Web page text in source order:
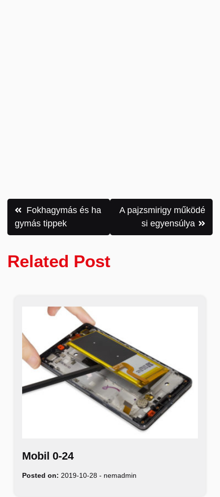
Bejegyzés
navigáció
Fokhagymás és ha
gymás tippek
A pajzsmirigy működé
si egyensúlya
Related Post
Mobil 0-24
Posted on: 2019-10-28 - nemadmin